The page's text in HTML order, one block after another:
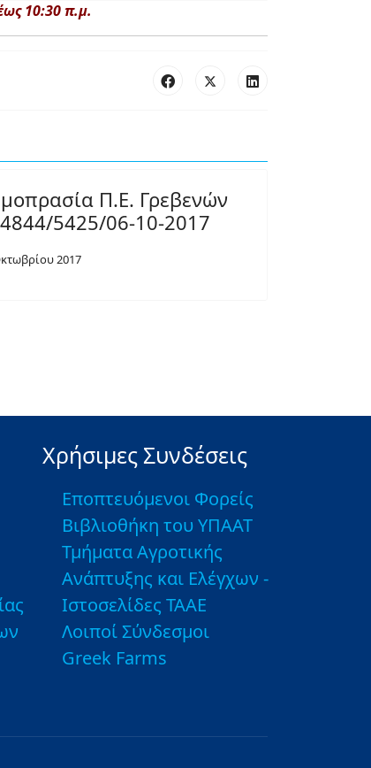
10:30 π.μ.
Π.Ε. Γρεβενών
5425/06-10-2017
2017
Χρήσιμες Συνδέσεις
Εποπτευόμενοι Φορείς
Βιβλιοθήκη του ΥΠΑΑΤ
Τμήματα Αγροτικής
Ανάπτυξης και Ελέγχων -
Ιστοσελίδες ΤΑΑΕ
Λοιποί Σύνδεσμοι
Greek Farms